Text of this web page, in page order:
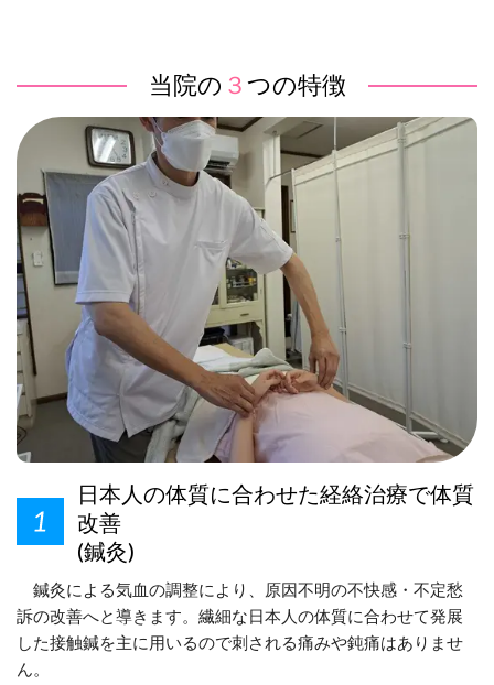
当院の ３つの特徴
日本人の体質に合わせた経絡治療で体質
改善
(鍼灸)
鍼灸による気血の調整により、原因不明の不快感・不定愁
訴の改善へと導きます。繊細な日本人の体質に合わせて発展
した接触鍼を主に用いるので刺される痛みや鈍痛はありませ
ん。